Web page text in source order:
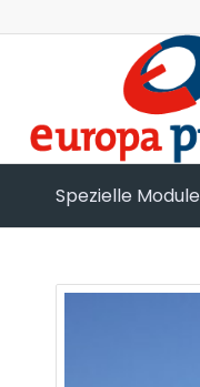
Spezielle Module